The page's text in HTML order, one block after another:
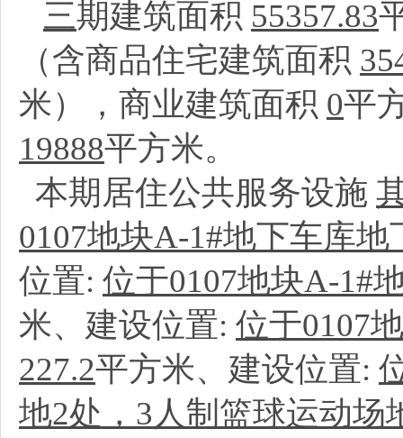
三期建筑面积 55357.83
（含商品住宅建筑面积
米），商业建筑面积 0平
19888平方米。
本期居住公共服务设施
0107地块A-1#地下车库地
位置: 位于0107地块A-1#
米、建设位置: 位于0107
227.2平方米、建设位置:
地2处，3人制篮球运动场